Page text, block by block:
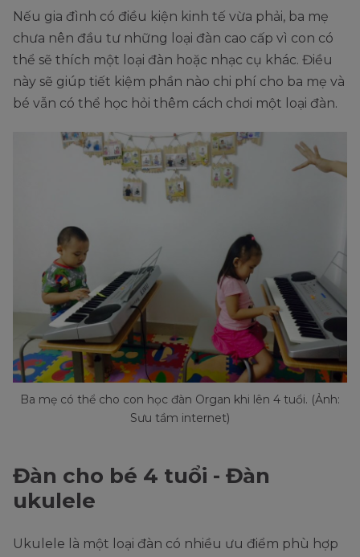
Nếu gia đình có điều kiện kinh tế vừa phải, ba mẹ
chưa nên đầu tư những loại đàn cao cấp vì con có
thể sẽ thích một loại đàn hoặc nhạc cụ khác. Điều
này sẽ giúp tiết kiệm phần nào chi phí cho ba mẹ và
bé vẫn có thể học hỏi thêm cách chơi một loại đàn.
Ba mẹ có thể cho con học đàn Organ khi lên 4 tuổi. (Ảnh:
Sưu tầm internet)
Đàn cho bé 4 tuổi - Đàn
ukulele
Ukulele là một loại đàn có nhiều ưu điểm phù hợp